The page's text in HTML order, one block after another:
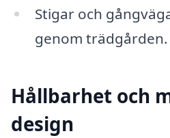
Stigar och
genom trädgården.
Hållbarhet och
design